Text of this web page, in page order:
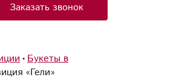
Заказать звонок
Букеты в
«Гели»